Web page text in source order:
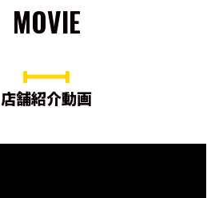
MOVIE
店舗紹介動画